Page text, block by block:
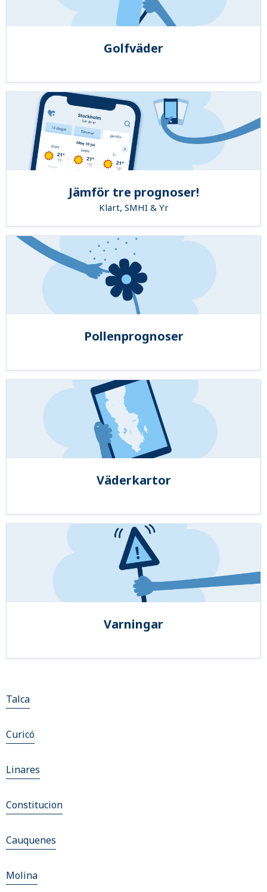
Golfväder
Jämför tre prognoser!
Klart, SMHI & Yr
Pollenprognoser
Väderkartor
Varningar
Talca
Curicó
Linares
Constitucion
Cauquenes
Molina